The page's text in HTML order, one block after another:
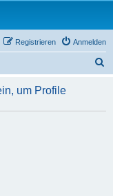
Anmelden
Registrieren
h
um Profile